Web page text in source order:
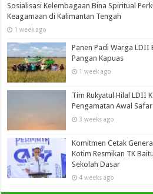
Sosialisasi Kelembagaan Bina Spiritual
Keagamaan di Kalimantan Tengah
1 week ago
Panen Padi Warga LDII
Pangan Kapuas
1 week ago
Tim Rukyatul Hilal LDII
Pengamatan Awal
3 weeks ago
Komitmen Cetak
Kotim Resmikan TK
Sekolah Dasar
4 weeks ago